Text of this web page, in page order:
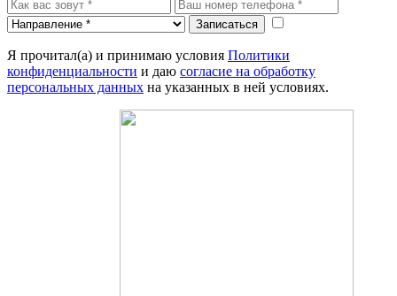
Записаться
Я прочитал(а) и принимаю условия Политики
конфиденциальности и даю согласие на обработку
персональных данных на указанных в ней условиях.